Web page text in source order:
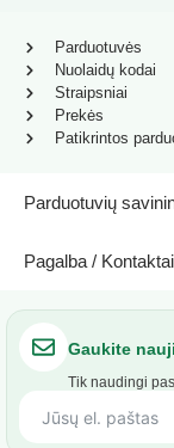
Parduotuvių
Pagalba / Kontaktai
Parduotuvės
Nuolaidų kodai
Straipsniai
Prekės
Patikrintos
Gaukite
Tik naudingi